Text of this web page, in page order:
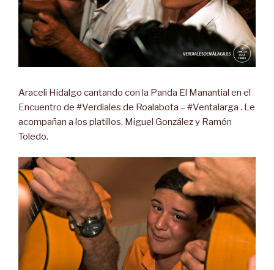
Araceli Hidalgo cantando con la Panda El Manantial en el
Encuentro de #Verdiales de Roalabota – #Ventalarga . Le
acompañan a los platillos, Miguel González y Ramón
Toledo.